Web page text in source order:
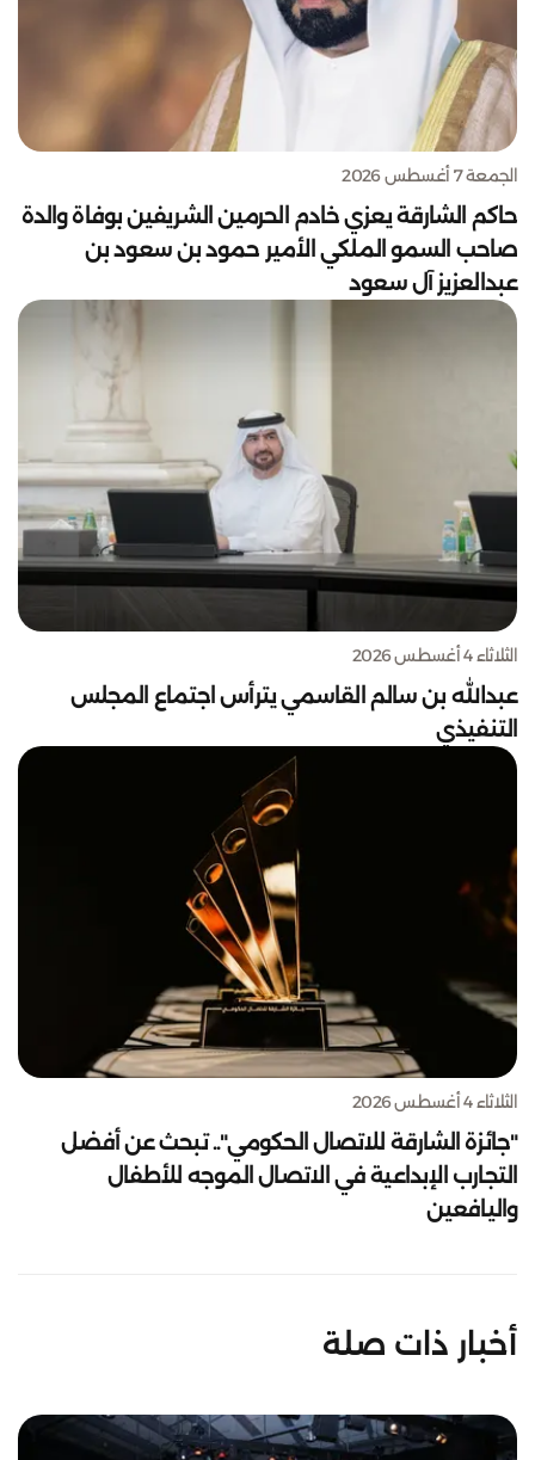
الجمعة 7 أغسطس 2026
حاكم الشارقة يعزي خادم الحرمين الشريفين بوفاة والدة
صاحب السمو الملكي الأمير حمود بن سعود بن
عبدالعزيز آل سعود
الثلاثاء 4 أغسطس 2026
عبدالله بن سالم القاسمي يترأس اجتماع المجلس
التنفيذي
الثلاثاء 4 أغسطس 2026
"جائزة الشارقة للاتصال الحكومي".. تبحث عن أفضل
التجارب الإبداعية في الاتصال الموجه للأطفال
واليافعين
أخبار ذات صلة